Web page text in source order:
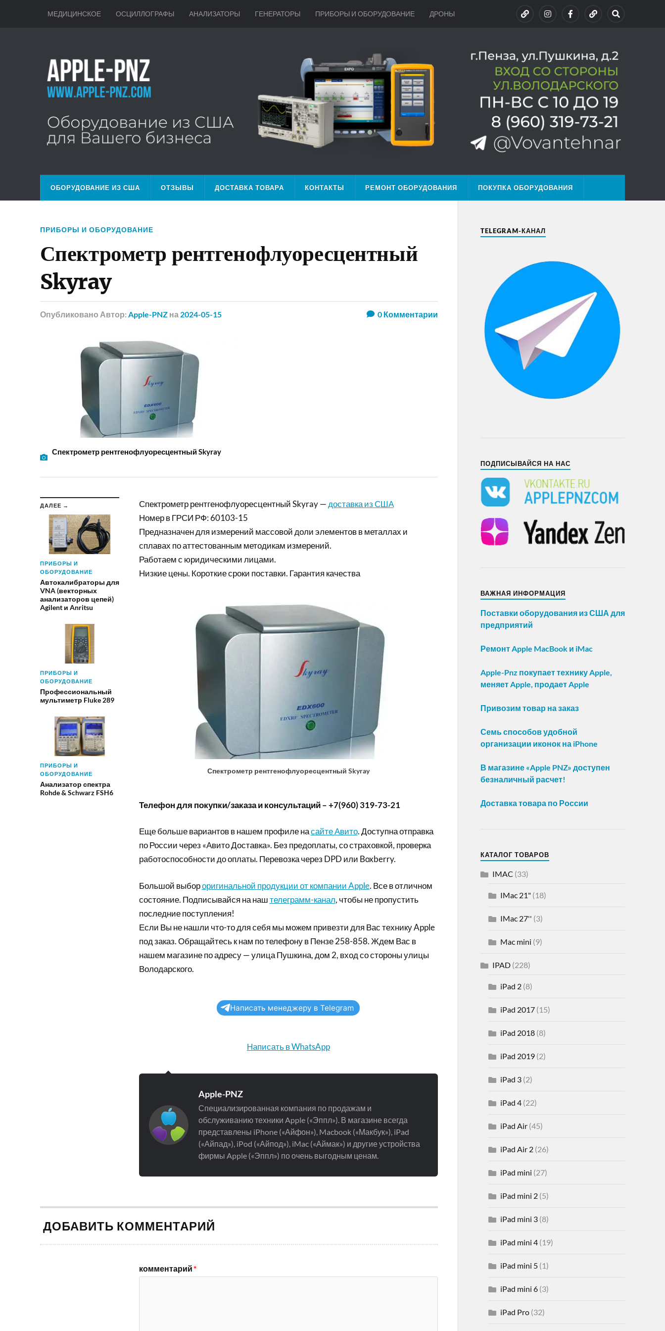
МЕДИЦИНСКОЕ ОСЦИЛЛОГРАФЫ АНАЛИЗАТОРЫ ГЕНЕРАТОРЫ ПРИБОРЫ И ОБОРУДОВАНИЕ ДРОНЫ
ОБОРУДОВАНИЕ ИЗ США ОТЗЫВЫ ДОСТАВКА ТОВАРА КОНТАКТЫ РЕМОНТ ОБОРУДОВАНИЯ ПОКУПКА ОБОРУДОВАНИЯ
ПРИБОРЫ И ОБОРУДОВАНИЕ
Спектрометр рентгенофлуоресцентный
Skyray
Опубликовано Автор: Apple-PNZ на 2024-05-15 0Комментарии
Спектрометр рентгенофлуоресцентный Skyray
ДАЛЕЕ →
ПРИБОРЫ И
ОБОРУДОВАНИЕ
Автокалибраторы для
VNA (векторных
анализаторов цепей)
Agilent и Anritsu
ПРИБОРЫ И
ОБОРУДОВАНИЕ
Профессиональный
мультиметр Fluke 289
ПРИБОРЫ И
ОБОРУДОВАНИЕ
Анализатор спектра
Rohde & Schwarz FSH6
Спектрометр рентгенофлуоресцентный Skyray — доставка из США
Номер в ГРСИ РФ: 60103-15
Предназначен для измерений массовой доли элементов в металлах и
сплавах по аттестованным методикам измерений.
Работаем с юридическими лицами.
Низкие цены. Короткие сроки поставки. Гарантия качества
Спектрометр рентгенофлуоресцентный Skyray
Телефон для покупки/заказа и консультаций – +7(960) 319-73-21
Еще больше вариантов в нашем профиле насайте Авито. Доступна отправка
по России через «Авито Доставка». Без предоплаты, со страховкой, проверка
работоспособности до оплаты. Перевозка через DPD или Boxberry.
Большой выбороригинальной продукции от компании Apple. Все в отличном
состояние. Подписывайся на наштелеграмм-канал, чтобы не пропустить
последние поступления!
Если Вы не нашли что-то для себя мы можем привезти для Вас технику Apple
под заказ. Обращайтесь к нам по телефону в Пензе 258-858. Ждем Вас в
нашем магазине по адресу — улица Пушкина, дом 2, вход со стороны улицы
Володарского.
Написать менеджеру в Telegram
Написать в WhatsApp
Apple-PNZ
Специализированная компания по продажам и
обслуживанию техники Apple («Эппл»). В магазине всегда
представлены iPhone («Айфон»), Macbook («Макбук»), iPad
(«Айпад»), iPod («Айпод»), iMac («Аймак») и другие устройства
фирмы Apple («Эппл») по очень выгодным ценам.
ДОБАВИТЬ КОММЕНТАРИЙ
комментарий*
TELEGRAM-КАНАЛ
ПОДПИСЫВАЙСЯ НА НАС
ВАЖНАЯ ИНФОРМАЦИЯ
Поставки оборудования из США для
предприятий
Ремонт Apple MacBook и iMac
Apple-Pnz покупает технику Apple,
меняет Apple, продает Apple
Привозим товар на заказ
Семь способов удобной
организации иконок на iPhone
В магазине «Apple PNZ» доступен
безналичный расчет!
Доставка товара по России
КАТАЛОГ ТОВАРОВ
IMAC (33)
IMac 21"(18)
IMac 27'' (3)
Mac mini (9)
IPAD(228)
iPad 2(8)
iPad 2017(15)
iPad 2018(8)
iPad 2019(2)
iPad 3(2)
iPad 4(22)
iPad Air(45)
iPad Air 2(26)
iPad mini (27)
iPad mini 2(5)
iPad mini 3(8)
iPad mini 4(19)
iPad mini 5(1)
iPad mini 6(3)
iPad Pro(32)